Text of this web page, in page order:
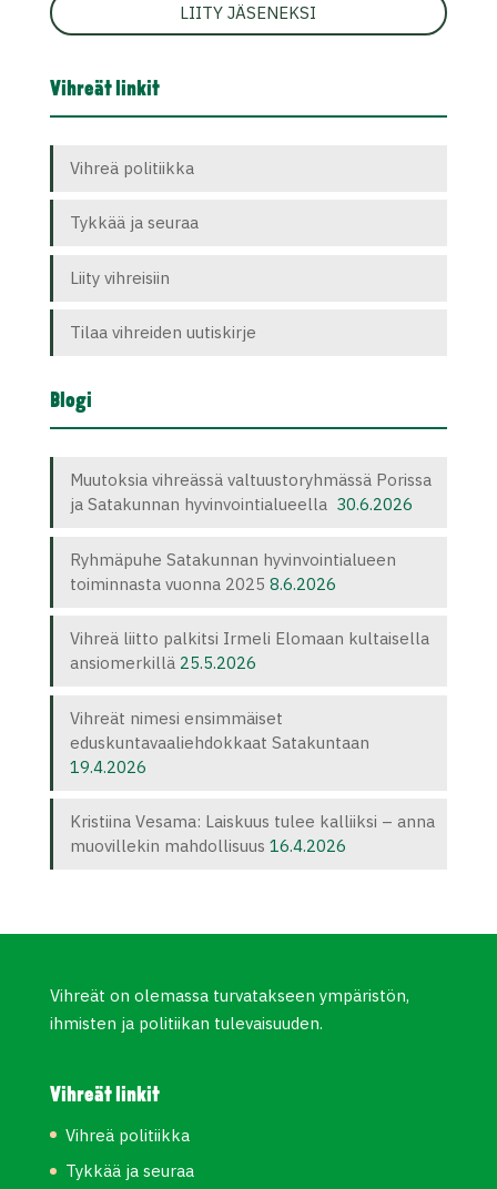
LIITY JÄSENEKSI
Vihreät linkit
Vihreä politiikka
Tykkää ja seuraa
Liity vihreisiin
Tilaa vihreiden uutiskirje
Blogi
Muutoksia vihreässä valtuustoryhmässä Porissa
ja Satakunnan hyvinvointialueella 30.6.2026
Ryhmäpuhe Satakunnan hyvinvointialueen
toiminnasta vuonna 2025 8.6.2026
Vihreä liitto palkitsi Irmeli Elomaan kultaisella
ansiomerkillä 25.5.2026
Vihreät nimesi ensimmäiset
eduskuntavaaliehdokkaat Satakuntaan
19.4.2026
Kristiina Vesama: Laiskuus tulee kalliiksi – anna
muovillekin mahdollisuus 16.4.2026
Vihreät on olemassa turvatakseen ympäristön,
ihmisten ja politiikan tulevaisuuden.
Vihreät linkit
Vihreä politiikka
Tykkää ja seuraa